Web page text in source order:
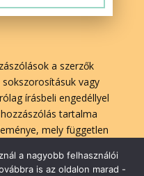
a szerzők
vagy
írásbeli engedéllyel
tartalma
mely független
a nagyobb felhasználói
is az oldalon marad -